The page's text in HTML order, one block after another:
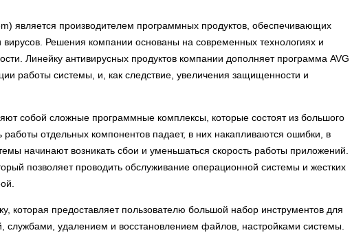
является производителем программных продуктов, обеспечивающих
вирусов. Решения компании основаны на современных технологиях и
Линейку антивирусных продуктов компании дополняет программа AVG
работы системы, и, как следствие, увеличения защищенности и
собой сложные программные комплексы, которые состоят из большого
отдельных компонентов падает, в них накапливаются ошибки, в
начинают возникать сбои и уменьшаться скорость работы приложений.
позволяет проводить обслуживание операционной системы и жестких
которая предоставляет пользователю большой набор инструментов для
удалением и восстановлением файлов, настройками системы.